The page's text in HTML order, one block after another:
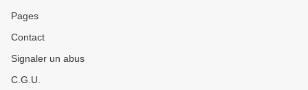
Pages
Contact
Signaler un abus
C.G.U.